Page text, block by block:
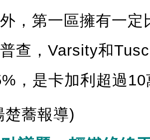
，第一區擁有一
查，Varsity和
，是卡加利超過
楚蕎報導)